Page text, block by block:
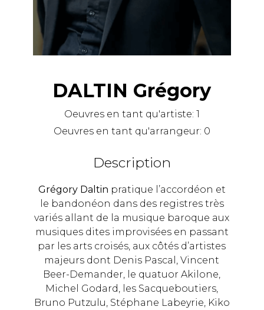
DALTIN Grégory
Oeuvres en tant qu'artiste: 1
Oeuvres en tant qu'arrangeur: 0
Description
Grégory Daltin pratique l’accordéon et
le bandonéon dans des registres très
variés allant de la musique baroque aux
musiques dites improvisées en passant
par les arts croisés, aux côtés d’artistes
majeurs dont Denis Pascal, Vincent
Beer-Demander, le quatuor Akilone,
Michel Godard, les Sacqueboutiers,
Bruno Putzulu, Stéphane Labeyrie, Kiko